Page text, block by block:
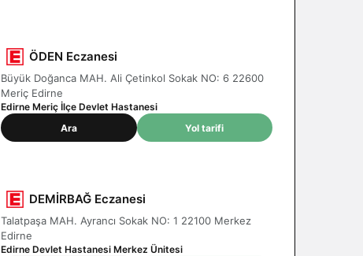
ÖDEN Eczanesi
Büyük Doğanca MAH. Ali Çetinkol Sokak NO: 6 22600
Meriç Edirne
Edirne Meriç İlçe Devlet Hastanesi
Ara
Yol tarifi
DEMİRBAĞ Eczanesi
Talatpaşa MAH. Ayrancı Sokak NO: 1 22100 Merkez
Edirne
Edirne Devlet Hastanesi Merkez Ünitesi